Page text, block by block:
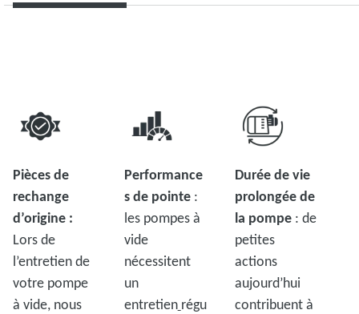
Pièces de
rechange
d’origine :
Lors de
l’entretien de
votre pompe
à vide, nous
Performance
s de pointe:
les pompes à
vide
nécessitent
un
entretien régu
Durée de vie
prolongée de
la pompe : de
petites
actions
aujourd’hui
contribuent à